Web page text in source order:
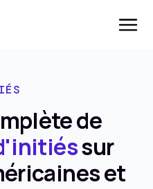
de
sur
et